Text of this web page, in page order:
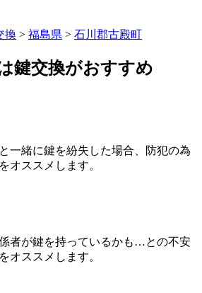
換 > 福島県 > 石川郡古殿町
鍵交換がおすすめ
一緒に鍵を紛失した場合、防犯の為
オススメします。
者が鍵を持っているかも…との不安
オススメします。